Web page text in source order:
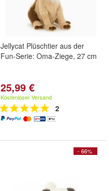
Jellycat Plüschtier aus der
Fun-Serie: Oma-Ziege, 27 cm
25,99 €
Kostenloser Versand
2
- 66%